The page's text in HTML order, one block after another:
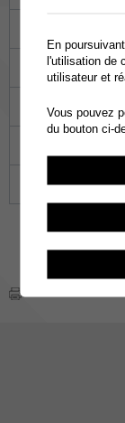
09
30
En
l'utilisation de
utilisateur et
Vous pouvez
du bouton ci-